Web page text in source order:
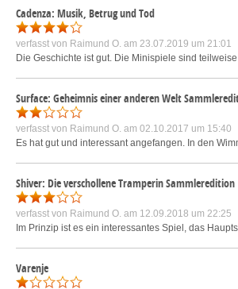
Cadenza: Musik, Betrug und Tod
verfasst von Raimund O. am 23.07.2019 um 21:01
Die Geschichte ist gut. Die Minispiele sind
Surface: Geheimnis einer anderen Welt
verfasst von Raimund O. am 02.10.2017 um 15:40
Es hat gut und interessant angefangen. In den
Shiver: Die verschollene Tramperin Sammleredition
verfasst von Raimund O. am 12.09.2018 um 22:25
Im Prinzip ist es ein interessantes Spiel, das
Varenje